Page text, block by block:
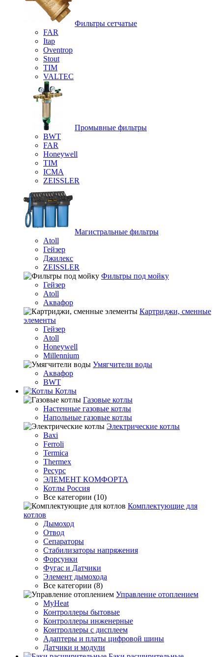
Фильтры сетчатые
FAR
Itap
Oventrop
Stout
TIM
VALTEC
Промывные фильтры
BWT
FAR
Honeywell
TIM
ICMA
ZEISSLER
Магистральные фильтры
Atoll
Гейзер
Джилекс
ZEISSLER
Фильтры под мойку
Гейзер
Atoll
Аквафор
Картриджи, сменные
элементы
Гейзер
Atoll
Honeywell
Millennium
Умягчители воды
Аквафор
BWT
Котлы
Гaзовые котлы
Настенные газовые котлы
Напольные газовые котлы
Электрические котлы
Baxi
Ferroli
Termica
Thermex
Ресурс
ЭЛЕМЕНТ КОМФОРТА
Котлы Россия
Все категории (10)
Комплектующие для
котлов
Дымоход
Отвод
Сепараторы
Стабилизаторы напряжения
Форсунки
Фугас и Датчики
Элемент дымохода
Все категории (8)
Управление отоплением
MyHeat
Контроллеры бытовые
Контроллеры инженерные
Контроллеры с дисплеем
Адаптеры и платы цифровой шины
Датчики и модули